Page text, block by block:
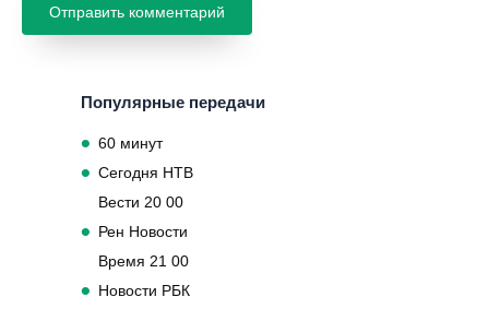
Популярные передачи
60 минут
Сегодня НТВ
Вести 20 00
Рен Новости
Время 21 00
Новости РБК